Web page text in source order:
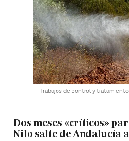
Trabajos de control y
Dos meses «críticos»
Nilo salte de Andalucía